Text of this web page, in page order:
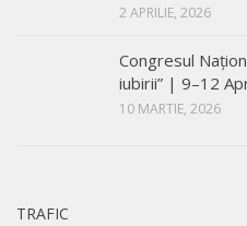
2 APRILIE, 2026
Congresul
iubirii” | 9–12
10 MARTIE, 2026
TRAFIC